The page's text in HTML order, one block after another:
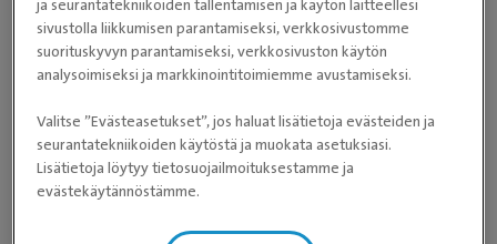
pieneläinsairauksien erikoiseläinlääkärin tutkintoa
sekä on Evidensian akuutti- ja tehohoidon verkoston
perehtyjänä.
Hennariikka työskentelee osana Eläinsairaala Veterin
akuutti- ja tehohoidon tiimiä.
sivustolla liikkumisen parantamiseksi, verkkosivustomme
suorituskyvyn parantamiseksi, verkkosivuston käytön
analysoimiseksi ja markkinointitoimiemme avustamiseksi.
Valitse ”Evästeasetukset”, jos haluat lisätietoja evästeiden ja
seurantatekniikoiden käytöstä ja muokata asetuksiasi.
Lisätietoja löytyy tietosuojailmoituksestamme ja
evästekäytännöstämme.